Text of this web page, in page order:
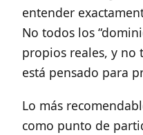
entender
No todos los
propios reales, y
está pensado para
Lo más
como punto de